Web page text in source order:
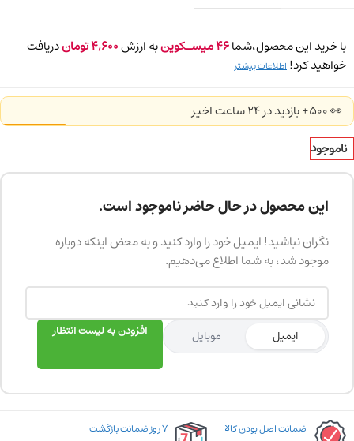
با خرید این محصول،شما46میسـکوینبه ارزش4,600توماندریافت
خواهید کرد! اطلاعات بیشتر
👀 500+ بازدید در ۲۴ ساعت اخیر
ناموجود
این محصول در حال حاضر ناموجود است.
نگران نباشید! ایمیل خود را وارد کنید و به محض اینکه دوباره
موجود شد، به شما اطلاع می‌دهیم.
ایمیل موبایل افزودن به لیست انتظار
ضمانت اصل بودن کالا ۷ روز ضمانت بازگشت